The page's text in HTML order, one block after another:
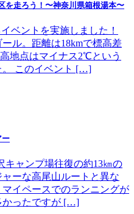
を走ろう！〜神奈川県箱根湯本〜
ベントを実施しました！
ル。距離は18kmで標高差
地点はマイナス2℃という
。 このイベント […]
ー
キャンプ場往復の約13㎞の
ーな高尾山ルートと異な
イペースでのランニングが
かったですが […]